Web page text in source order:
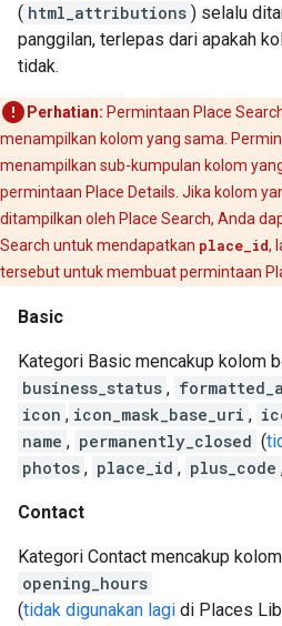
( html_attributions ) selalu
panggilan, terlepas dari apakah
tidak.
Perhatian: Permintaan Place
menampilkan kolom yang sama.
menampilkan sub-kumpulan kolom
permintaan Place Details. Jika kolom
ditampilkan oleh Place Search, Anda
Search untuk mendapatkan place_id,
tersebut untuk membuat permintaan
Basic
Kategori Basic mencakup kolom
business_status ,
icon , icon_mask_base_uri ,
name , permanently_closed (
photos , place_id , plus_code
Contact
Kategori Contact mencakup
opening_hours
(tidak digunakan lagi di Places